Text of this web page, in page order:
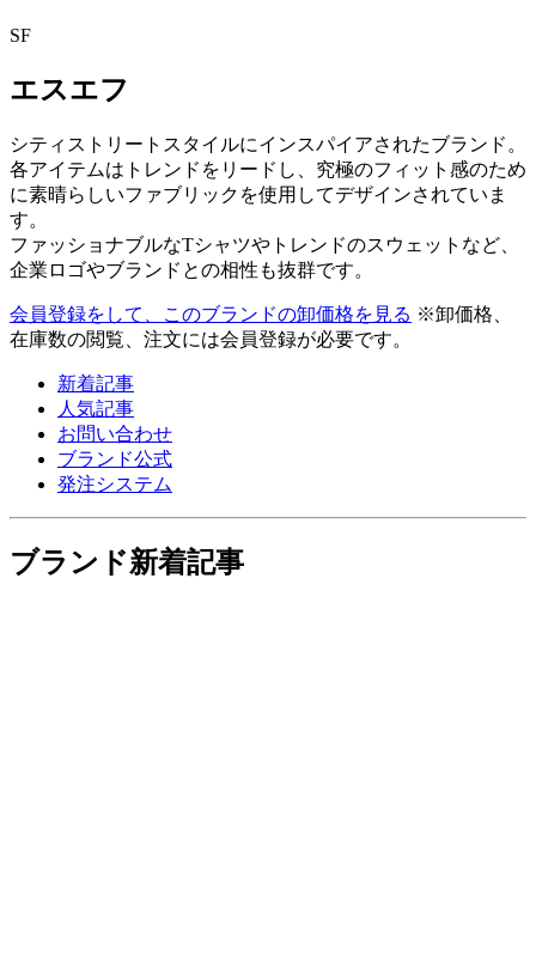
SF
エスエフ
シティストリートスタイルにインスパイアされたブランド。
各アイテムはトレンドをリードし、究極のフィット感のため
に素晴らしいファブリックを使用してデザインされていま
す。
ファッショナブルなTシャツやトレンドのスウェットなど、
企業ロゴやブランドとの相性も抜群です。
会員登録をして、このブランドの卸価格を見る ※卸価格、
在庫数の閲覧、注文には会員登録が必要です。
新着記事
人気記事
お問い合わせ
ブランド公式
発注システム
ブランド新着記事